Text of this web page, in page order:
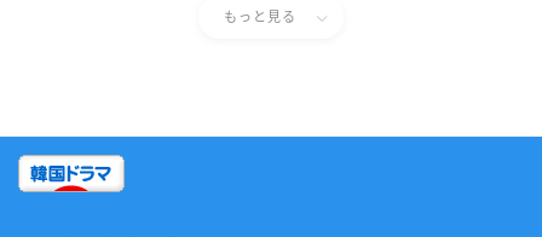
もっと見る